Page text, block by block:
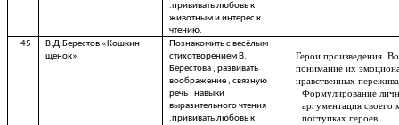
.прививать любовь к
животным и интерес к
чтению.
45
В.Д.Берестов «Кошкин
щенок»
Познакомить с весёлым
стихотворением В.
Берестова , развивать
воображение , связную
речь . навыки
выразительного чтения
.прививать любовь к
Герои произведения.
понимание их
нравственных
Формулирование
аргументация своего
поступках героев